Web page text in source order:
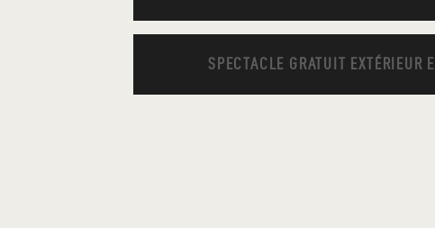
SPECTACLE GRATUIT